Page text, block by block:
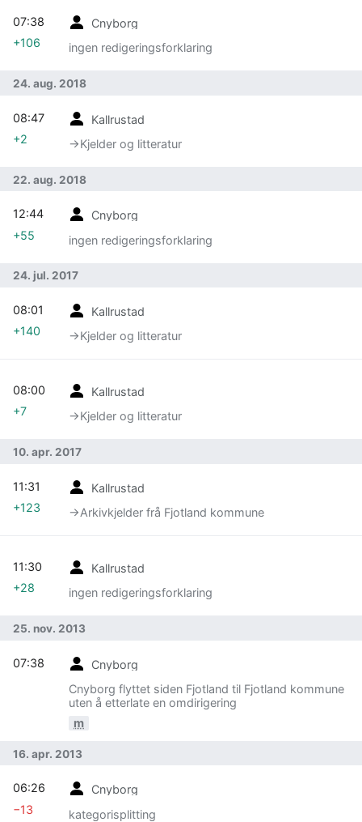
Cnyborg
ingen redigeringsforklaring
07:38
+106
24. aug. 2018
Kallrustad
→‎Kjelder og litteratur
08:47
+2
22. aug. 2018
Cnyborg
ingen redigeringsforklaring
12:44
+55
24. jul. 2017
Kallrustad
→‎Kjelder og litteratur
08:01
+140
Kallrustad
→‎Kjelder og litteratur
08:00
+7
10. apr. 2017
Kallrustad
→‎Arkivkjelder frå Fjotland kommune
11:31
+123
Kallrustad
ingen redigeringsforklaring
11:30
+28
25. nov. 2013
Cnyborg
Cnyborg flyttet siden Fjotland til Fjotland kommune
uten å etterlate en omdirigering
m
07:38
16. apr. 2013
Cnyborg
kategorisplitting
06:26
−13